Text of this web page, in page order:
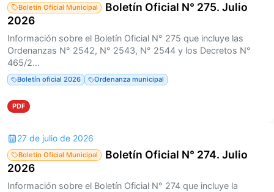
Boletín Oficial Municipal
Boletín Oficial N° 275. Julio
2026
Información sobre el Boletín Oficial N° 275 que incluye las
Ordenanzas N° 2542, N° 2543, N° 2544 y los Decretos N°
465/2...
Boletín oficial 2026 Ordenanza municipal
PDF
27 de julio de 2026
Boletín Oficial Municipal
Boletín Oficial N° 274. Julio
2026
Información sobre el Boletín Oficial N° 274 que incluye la